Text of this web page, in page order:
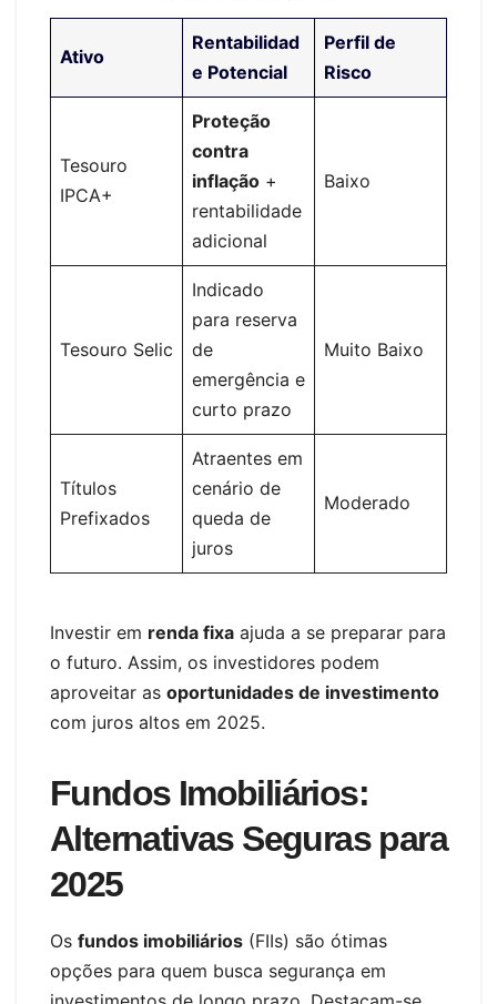
Ativo
Rentabilidad
e Potencial
Perfil de
Risco
Tesouro
IPCA+
Proteção
contra
inflação +
rentabilidade
adicional
Baixo
Tesouro Selic
Indicado
para reserva
de
emergência e
curto prazo
Muito Baixo
Títulos
Prefixados
Atraentes em
cenário de
queda de
juros
Moderado
Investir em renda fixa ajuda a se preparar para
o futuro. Assim, os investidores podem
aproveitar as oportunidades de investimento
com juros altos em 2025.
Fundos Imobiliários:
Alternativas Seguras para
2025
Os fundos imobiliários (FIIs) são ótimas
opções para quem busca segurança em